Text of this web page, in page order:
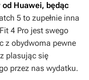
Huawei, będąc
5 to zupełnie inna
4 Pro jest swego
z obydwoma pewne
plasując się
przez nas wydatku.